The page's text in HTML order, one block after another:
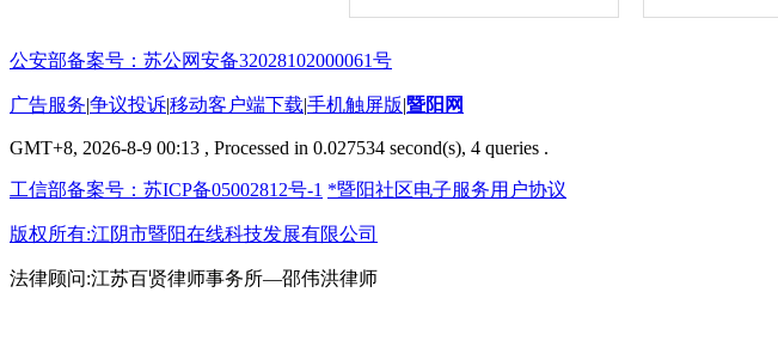
公安部备案号：苏公网安备32028102000061号
广告服务|争议投诉|移动客户端下载|手机触屏版|暨阳网
GMT+8, 2026-8-9 00:13 , Processed in 0.027534 second(s), 4 queries .
工信部备案号：苏ICP备05002812号-1 *暨阳社区电子服务用户协议
版权所有:江阴市暨阳在线科技发展有限公司
法律顾问:江苏百贤律师事务所—邵伟洪律师